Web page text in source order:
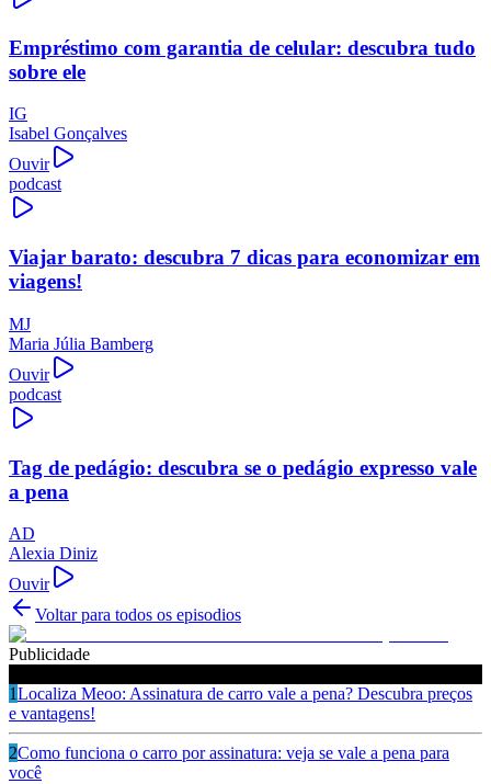
Empréstimo com garantia de celular: descubra tudo
sobre ele
IG
Isabel Gonçalves
Ouvir
podcast
Viajar barato: descubra 7 dicas para economizar em
viagens!
MJ
Maria Júlia Bamberg
Ouvir
podcast
Tag de pedágio: descubra se o pedágio expresso vale
a pena
AD
Alexia Diniz
Ouvir
Voltar para todos os episodios
Publicidade
1Localiza Meoo: Assinatura de carro vale a pena? Descubra preços
e vantagens!
2Como funciona o carro por assinatura: veja se vale a pena para
você